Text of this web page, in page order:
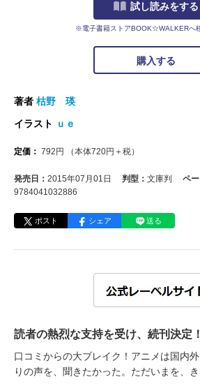
試し読みをする
※電子書籍ストアBOOK☆WALKERへ移
購入する
著者 枯野 瑛
イラスト
ｕｅ
定価： 792 円 （本体720円＋税）
発売日： 2015年07月01日 判型： 文庫判 ペー
9784041032886
ポスト シェア 送る
読者の熱烈な支持を受け、続刊決定！
口コミからの大ブレイク！アニメは国内
りの声を、聞きたかった。ただいまを、き